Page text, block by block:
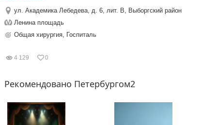
ул. Академика Лебедева, д. 6, лит. В, Выборгский район
Ленина площадь
Общая хирургия, Госпиталь
4 129 0
Рекомендовано Петербургом2